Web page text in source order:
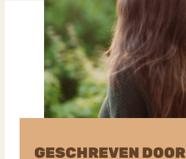
GESCHREVEN DOOR